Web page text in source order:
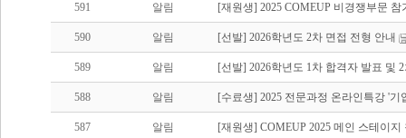
591 알림 [재원생] 2025 COMEUP 비경쟁부문
590 알림 [선발] 2026학년도 2차 면접 전형 안내
589 알림 [선발] 2026학년도 1차 합격자 발표 및
588 알림 [수료생] 2025 전문과정 온라인특강 '
587 알림 [재원생] COMEUP 2025 메인 스테이